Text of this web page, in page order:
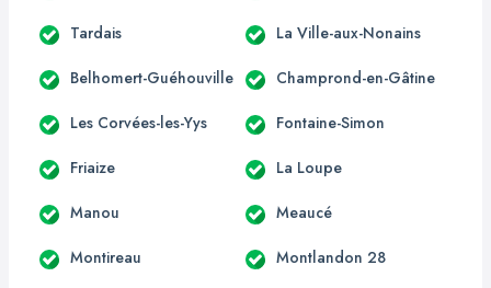
Tardais La Ville-aux-Nonains
Belhomert-Guéhouville Champrond-en-Gâtine
Les Corvées-les-Yys Fontaine-Simon
Friaize La Loupe
Manou Meaucé
Montireau Montlandon 28